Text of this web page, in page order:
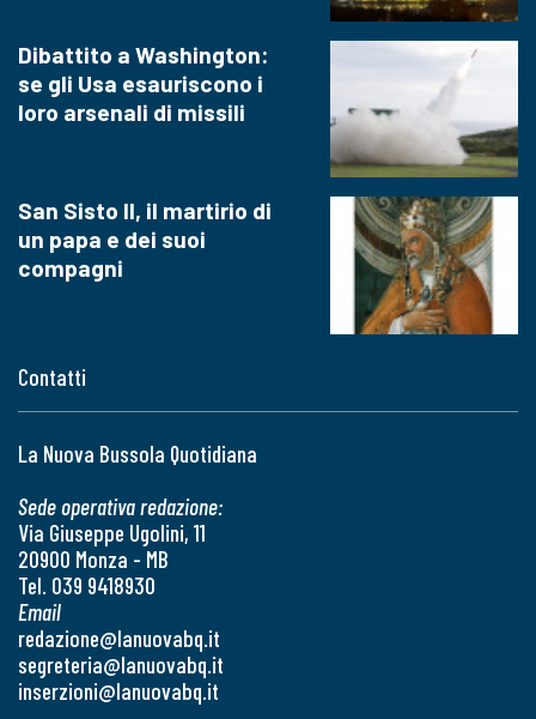
Contatti
La Nuova Bussola Quotidiana
Sede operativa redazione:
Via Giuseppe Ugolini, 11
20900 Monza - MB
Tel. 039 9418930
Email
redazione@lanuovabq.it
segreteria@lanuovabq.it
inserzioni@lanuovabq.it
Dibattito a Washington:
se gli Usa esauriscono i
loro arsenali di missili
San Sisto II, il martirio di
un papa e dei suoi
compagni